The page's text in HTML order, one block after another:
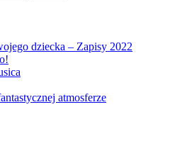
dziecka – Zapisy 2022
atmosferze